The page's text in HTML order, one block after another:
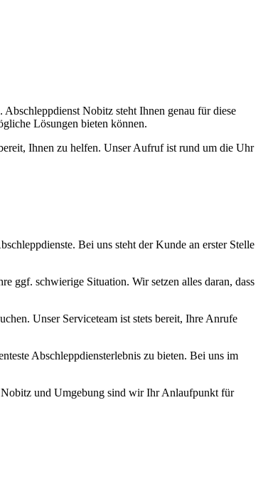
Nobitz steht Ihnen genau für diese
Lösungen bieten können.
Ihnen zu helfen. Unser Aufruf ist rund um die Uhr
Bei uns steht der Kunde an erster Stelle
ggf. schwierige Situation. Wir setzen alles daran, dass
Unser Serviceteam ist stets bereit, Ihre Anrufe
Abschleppdiensterlebnis zu bieten. Bei uns im
Nobitz und Umgebung sind wir Ihr Anlaufpunkt für